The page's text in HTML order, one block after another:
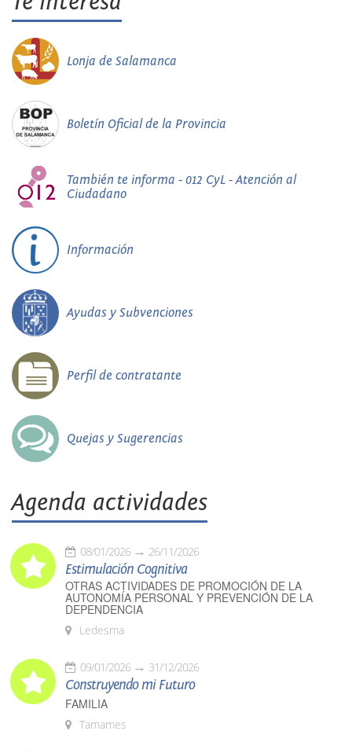
Lonja de Salamanca
Boletín Oficial de la Provincia
También te informa - 012 CyL - Atención al
Ciudadano
Información
Ayudas y Subvenciones
Perfil de contratante
Quejas y Sugerencias
Agenda actividades
08/01/2026 26/11/2026
Estimulación Cognitiva
OTRAS ACTIVIDADES DE PROMOCIÓN DE LA
AUTONOMÍA PERSONAL Y PREVENCIÓN DE LA
DEPENDENCIA
Ledesma
09/01/2026 31/12/2026
Construyendo mi Futuro
FAMILIA
Tamames